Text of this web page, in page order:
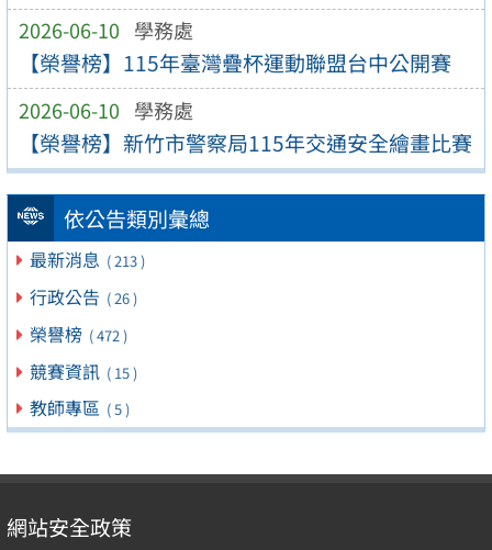
2026-06-10 學務處
【榮譽榜】115年臺灣疊杯運動聯盟台中公開賽
2026-06-10 學務處
【榮譽榜】新竹市警察局115年交通安全繪畫比賽
依公告類別彙總
最新消息 ( 213 )
行政公告 ( 26 )
榮譽榜 ( 472 )
競賽資訊 ( 15 )
教師專區 ( 5 )
網站安全政策